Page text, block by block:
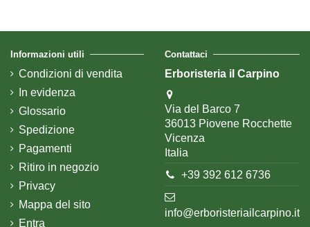
Informazioni utili
Condizioni di vendita
In evidenza
Glossario
Spedizione
Pagamenti
Ritiro in negozio
Privacy
Mappa del sito
Entra
Contattaci
Erboristeria il Carpino
Via del Barco 7
36013 Piovene Rocchette
Vicenza
Italia
+39 392 612 6736
info@erboristeriailcarpino.it